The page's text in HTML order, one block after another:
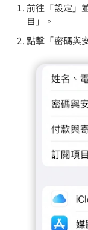
前往「設定」
目」。
點擊「密碼與